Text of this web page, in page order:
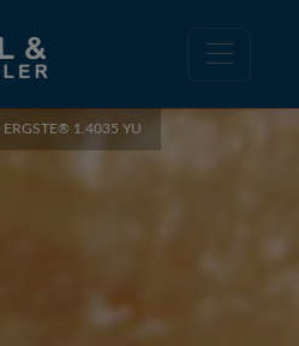
ERGSTE® 1.4035 YU